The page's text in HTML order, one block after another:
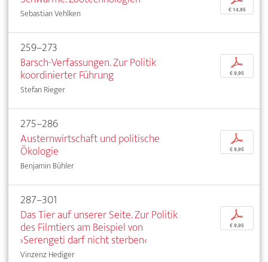
Sebastian Vehlken € 14,95
259–273
Barsch-Verfassungen. Zur Politik
koordinierter Führung
Stefan Rieger
p
€ 9,95
275–286
Austernwirtschaft und politische
Ökologie
Benjamin Bühler
p
€ 9,95
287–301
Das Tier auf unserer Seite. Zur Politik
des Filmtiers am Beispiel von
›Serengeti darf nicht sterben‹
Vinzenz Hediger
p
€ 9,95